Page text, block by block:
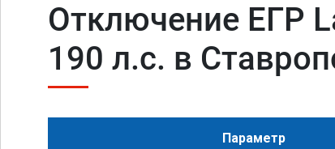
Отключение ЕГР
190 л.с. в
Параметр